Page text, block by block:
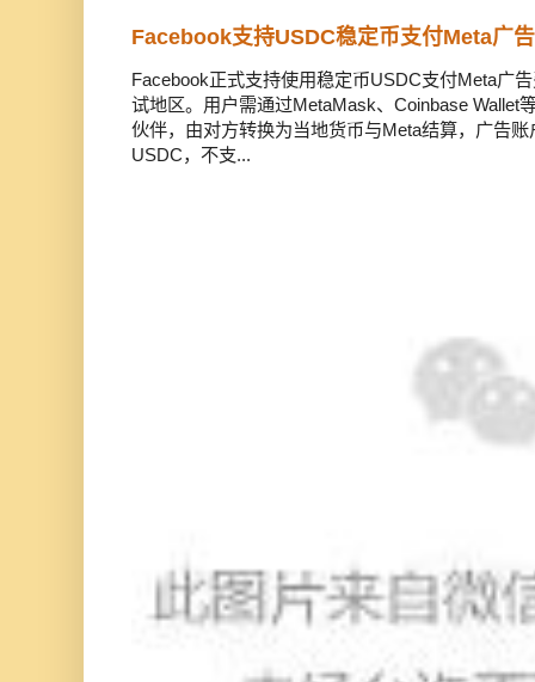
Facebook支持USDC稳定币支付Meta广
Facebook正式支持使用稳定币USDC支付Meta广
试地区。用户需通过MetaMask、Coinbase Wallet
伙伴，由对方转换为当地货币与Meta结算，广告
USDC，不支...